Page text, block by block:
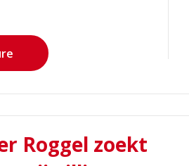
Roggel zoekt